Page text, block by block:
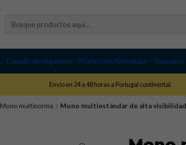
Calzado de seguridad Protección Anticaídas Vestuario
Envío en 24 a 48 horas a Portugal continental.
Mono multinorma Mono multiestándar de alta